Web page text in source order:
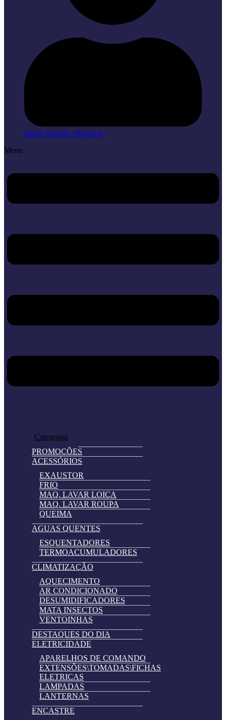
Iniciar Sessão / Registar
Menu
Categorias
PROMOÇÕES
ACESSÓRIOS
EXAUSTOR
FRIO
MAQ. LAVAR LOIÇA
MAQ. LAVAR ROUPA
QUEIMA
AGUAS QUENTES
ESQUENTADORES
TERMOACUMULADORES
CLIMATIZAÇÃO
AQUECIMENTO
AR CONDICIONADO
DESUMIDIFICADORES
MATA INSECTOS
VENTOINHAS
DESTAQUES DO DIA
ELETRICIDADE
APARELHOS DE COMANDO
EXTENSÕES\TOMADAS\FICHAS
ELETRICAS
LAMPADAS
LANTERNAS
ENCASTRE